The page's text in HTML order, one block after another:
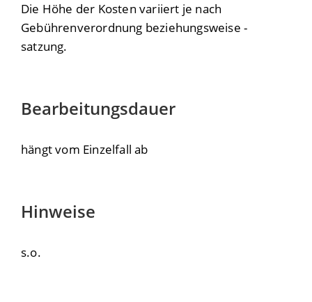
Die Höhe der Kosten variiert je nach
Gebührenverordnung beziehungsweise -
satzung.
Bearbeitungsdauer
hängt vom Einzelfall ab
Hinweise
s.o.